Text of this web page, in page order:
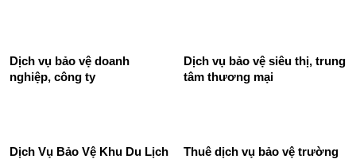
Dịch vụ bảo vệ doanh
nghiệp, công ty
Dịch vụ bảo vệ siêu thị, trung
tâm thương mại
Dịch Vụ Bảo Vệ Khu Du Lịch
Thuê dịch vụ bảo vệ trường